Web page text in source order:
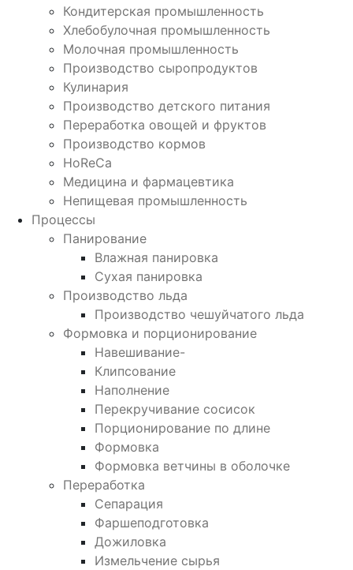
Кондитерская промышленность
Хлебобулочная промышленность
Молочная промышленность
Производство сыропродуктов
Кулинария
Производство детского питания
Переработка овощей и фруктов
Производство кормов
HoReCa
Медицина и фармацевтика
Непищевая промышленность
Процессы
Панирование
Влажная панировка
Сухая панировка
Производство льда
Производство чешуйчатого льда
Формовка и порционирование
Навешивание-
Клипсование
Наполнение
Перекручивание сосисок
Порционирование по длине
Формовка
Формовка ветчины в оболочке
Переработка
Сепарация
Фаршеподготовка
Дожиловка
Измельчение сырья